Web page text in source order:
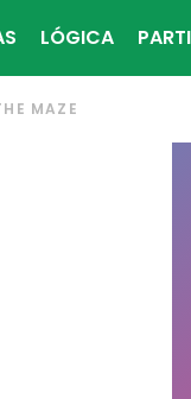
LÓGICA
MAZE